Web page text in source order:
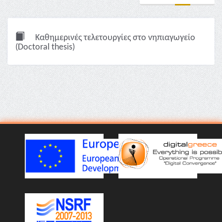
Καθημερινές τελετουργίες στο νηπιαγωγείο
(Doctoral thesis)